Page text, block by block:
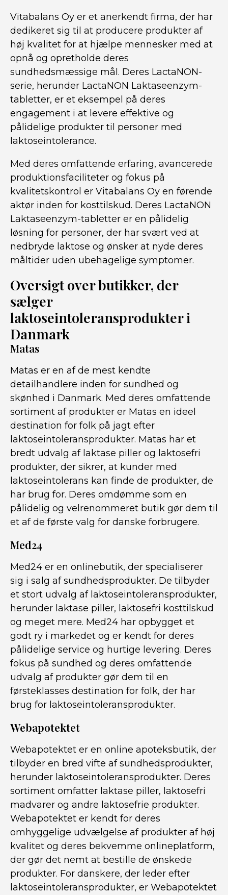
Vitabalans Oy er et anerkendt firma, der har
dedikeret sig til at producere produkter af
høj kvalitet for at hjælpe mennesker med at
opnå og opretholde deres
sundhedsmæssige mål. Deres LactaNON-
serie, herunder LactaNON Laktaseenzym-
tabletter, er et eksempel på deres
engagement i at levere effektive og
pålidelige produkter til personer med
laktoseintolerance.
Med deres omfattende erfaring, avancerede
produktionsfaciliteter og fokus på
kvalitetskontrol er Vitabalans Oy en førende
aktør inden for kosttilskud. Deres LactaNON
Laktaseenzym-tabletter er en pålidelig
løsning for personer, der har svært ved at
nedbryde laktose og ønsker at nyde deres
måltider uden ubehagelige symptomer.
Oversigt over butikker, der
sælger
laktoseintoleransprodukter i
Danmark
Matas
Matas er en af de mest kendte
detailhandlere inden for sundhed og
skønhed i Danmark. Med deres omfattende
sortiment af produkter er Matas en ideel
destination for folk på jagt efter
laktoseintoleransprodukter. Matas har et
bredt udvalg af laktase piller og laktosefri
produkter, der sikrer, at kunder med
laktoseintolerans kan finde de produkter, de
har brug for. Deres omdømme som en
pålidelig og velrenommeret butik gør dem til
et af de første valg for danske forbrugere.
Med24
Med24 er en onlinebutik, der specialiserer
sig i salg af sundhedsprodukter. De tilbyder
et stort udvalg af laktoseintoleransprodukter,
herunder laktase piller, laktosefri kosttilskud
og meget mere. Med24 har opbygget et
godt ry i markedet og er kendt for deres
pålidelige service og hurtige levering. Deres
fokus på sundhed og deres omfattende
udvalg af produkter gør dem til en
førsteklasses destination for folk, der har
brug for laktoseintoleransprodukter.
Webapotektet
Webapotektet er en online apoteksbutik, der
tilbyder en bred vifte af sundhedsprodukter,
herunder laktoseintoleransprodukter. Deres
sortiment omfatter laktase piller, laktosefri
madvarer og andre laktosefrie produkter.
Webapotektet er kendt for deres
omhyggelige udvælgelse af produkter af høj
kvalitet og deres bekvemme onlineplatform,
der gør det nemt at bestille de ønskede
produkter. For danskere, der leder efter
laktoseintoleransprodukter, er Webapotektet